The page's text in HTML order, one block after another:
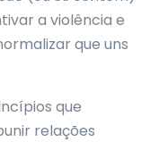
a violência e
que uns
que
relações